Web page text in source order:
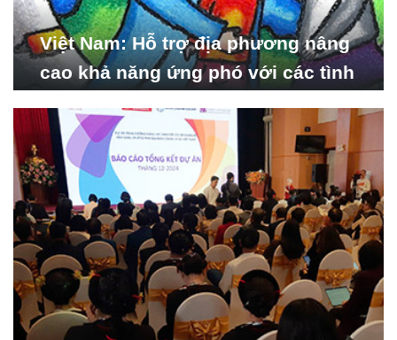
Việt Nam: Hỗ trợ địa phương nâng
cao khả năng ứng phó với các tình